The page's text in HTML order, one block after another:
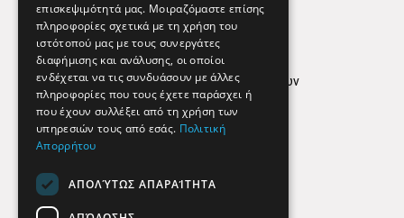
Απόρρητο
Όροι Χρήσης
Πολιτική προστασίας δεδομένων
Findhere
Social Media
επισκεψιμότητά μας. Μοιραζόμαστε επίσης
πληροφορίες σχετικά με τη χρήση του
ιστότοπού μας με τους συνεργάτες
διαφήμισης και ανάλυσης, οι οποίοι
ενδέχεται να τις συνδυάσουν με άλλες
πληροφορίες που τους έχετε παράσχει ή
που έχουν συλλέξει από τη χρήση των
υπηρεσιών τους από εσάς. Πολιτική
Απορρήτου
ΑΠΟΛΎΤΩΣ ΑΠΑΡΑΊΤΗΤΑ